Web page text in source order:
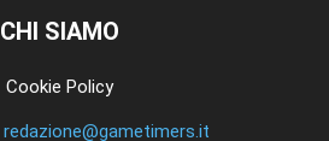
CHI SIAMO
Cookie Policy
redazione@gametimers.it